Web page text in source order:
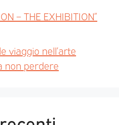
– THE EXHIBITION”
viaggio nell’arte
non perdere